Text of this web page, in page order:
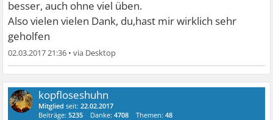
besser, auch ohne viel üben.
Also vielen vielen Dank, du,hast mir wirklich sehr
geholfen
02.03.2017 21:36 •
kopfloseshuhn
Mitglied seit:22.02.2017
Beiträge:5235 Danke:4708 Themen:48